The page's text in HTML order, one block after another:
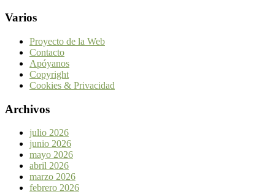
Varios
Proyecto de la Web
Contacto
Apóyanos
Copyright
Cookies & Privacidad
Archivos
julio 2026
junio 2026
mayo 2026
abril 2026
marzo 2026
febrero 2026